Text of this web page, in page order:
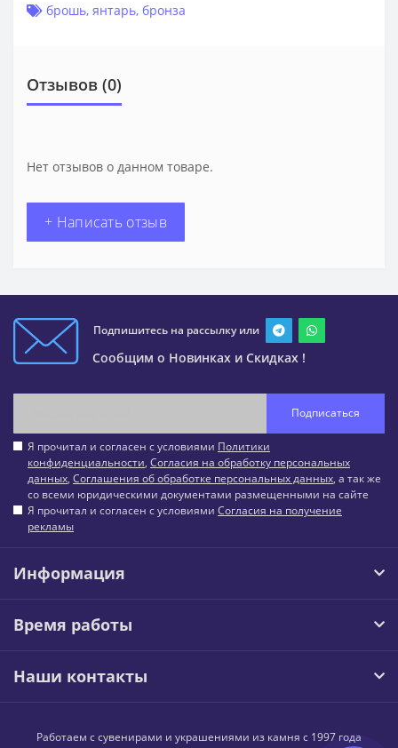
брошь, янтарь, бронза
Отзывов (0)
Нет отзывов о данном товаре.
+ Написать отзыв
Подпишитесь на рассылку или
Сообщим о Новинках и Скидках !
Подписаться
Я прочитал и согласен с условиями Политики
конфиденциальности, Согласия на обработку персональных
данных, Соглашения об обработке персональных данных, а так же
со всеми юридическими документами размещенными на сайте
Я прочитал и согласен с условиями Согласия на получение
рекламы
Информация
Время работы
Наши контакты
Работаем с сувенирами и украшениями из камня с 1997 года